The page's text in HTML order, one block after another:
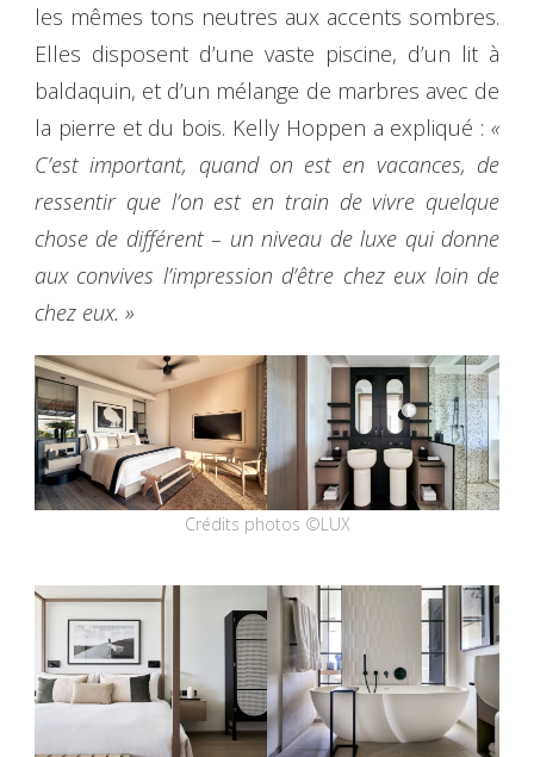
les mêmes tons neutres aux accents sombres.
Elles disposent d’une vaste piscine, d’un lit à
baldaquin, et d’un mélange de marbres avec de
la pierre et du bois. Kelly Hoppen a expliqué : «
C’est important, quand on est en vacances, de
ressentir que l’on est en train de vivre quelque
chose de différent – un niveau de luxe qui donne
aux convives l’impression d’être chez eux loin de
chez eux. »
Crédits photos ©LUX